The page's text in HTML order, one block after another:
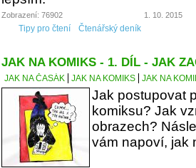
Zobrazení: 76902 1. 10. 2015
Tipy pro čtení Čtenářský deník
JAK NA KOMIKS - 1. DÍL - JAK
JAK NA ČASÁK JAK NA KOMIKS JAK NA
Jak postupovat
komiksu? Jak
obrazech?
vám napoví, jak